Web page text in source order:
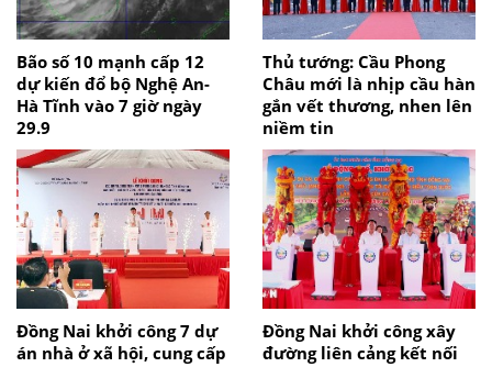
Bão số 10 mạnh cấp 12
dự kiến đổ bộ Nghệ An-
Hà Tĩnh vào 7 giờ ngày
29.9
Thủ tướng: Cầu Phong
Châu mới là nhịp cầu hàn
gắn vết thương, nhen lên
niềm tin
Đồng Nai khởi công 7 dự
án nhà ở xã hội, cung cấp
Đồng Nai khởi công xây
đường liên cảng kết nối